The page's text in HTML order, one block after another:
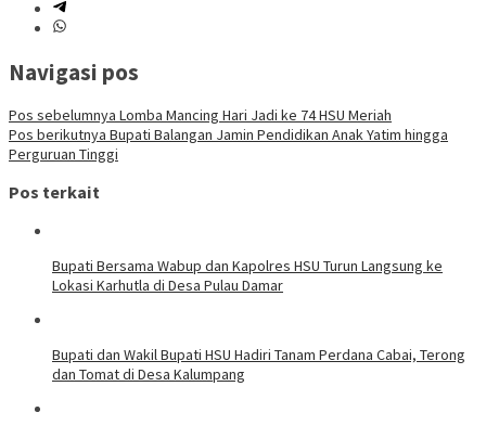
Navigasi pos
Pos sebelumnya Lomba Mancing Hari Jadi ke 74 HSU Meriah
Pos berikutnya Bupati Balangan Jamin Pendidikan Anak Yatim hingga
Perguruan Tinggi
Pos terkait
Bupati Bersama Wabup dan Kapolres HSU Turun Langsung ke
Lokasi Karhutla di Desa Pulau Damar
Bupati dan Wakil Bupati HSU Hadiri Tanam Perdana Cabai, Terong
dan Tomat di Desa Kalumpang